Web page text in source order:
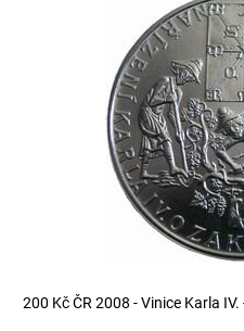
200 Kč ČR 2008 - Vinice Karla IV.